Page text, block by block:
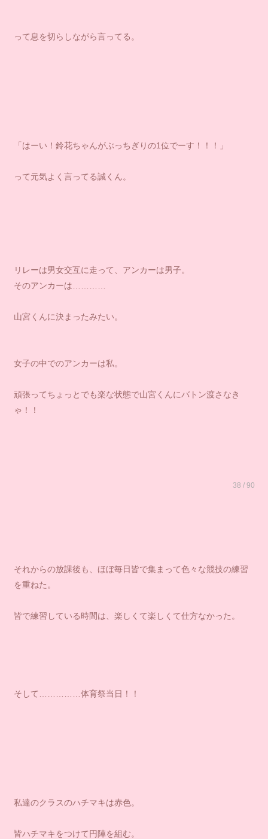
って息を切らしながら言ってる。
「はーい！鈴花ちゃんがぶっちぎりの1位でーす！！！」
って元気よく言ってる誠くん。
リレーは男女交互に走って、アンカーは男子。
そのアンカーは…………
山宮くんに決まったみたい。
女子の中でのアンカーは私。
頑張ってちょっとでも楽な状態で山宮くんにバトン渡さなき
ゃ！！
38 / 90
それからの放課後も、ほぼ毎日皆で集まって色々な競技の練習
を重ねた。
皆で練習している時間は、楽しくて楽しくて仕方なかった。
そして……………体育祭当日！！
私達のクラスのハチマキは赤色。
皆ハチマキをつけて円陣を組む。